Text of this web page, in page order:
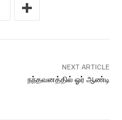
NEXT ARTICLE
நந்தவனத்தில் ஓர் ஆண்டி